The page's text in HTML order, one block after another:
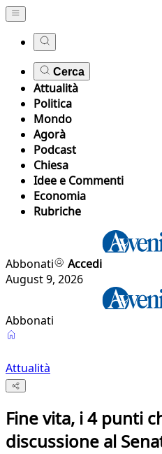
Cerca
Attualità
Politica
Mondo
Agorà
Podcast
Chiesa
Idee e Commenti
Economia
Rubriche
Abbonati
Accedi
August 9, 2026
Abbonati
Attualità
Fine vita, i 4 punti
discussione al